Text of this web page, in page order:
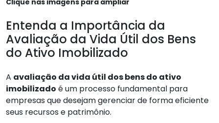
Entenda a Importância da
Avaliação da Vida Útil dos Bens
do Ativo Imobilizado
A avaliação da vida útil dos bens do ativo
imobilizado é um processo fundamental para
empresas que desejam gerenciar de forma eficiente
seus recursos e patrimônio.